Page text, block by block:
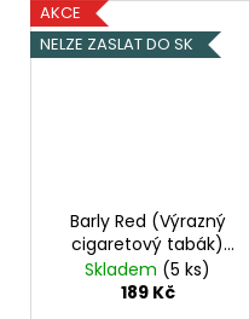
AKCE
NELZE ZASLAT DO SK
Barly Red (Výrazný
cigaretový tabák)
10ml 10mg
Skladem (5 ks)
189 Kč